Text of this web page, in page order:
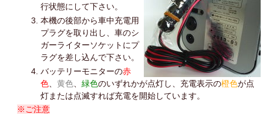
行状態にして下さい。
本機の後部から車中充電用
プラグを取り出し、車のシ
ガーライターソケットにプ
ラグを差し込んで下さい。
バッテリーモニターの赤
色 、黄色 、緑色のいずれかが点灯し、充電表示の橙色が点
灯または点滅すれば充電を開始しています。
※ご注意